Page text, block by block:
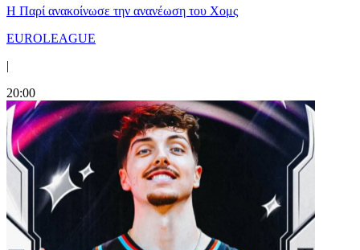
Η Παρί ανακοίνωσε την ανανέωση του Χομς
EUROLEAGUE
|
20:00